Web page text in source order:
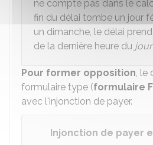
ne compte pas dans le
fin du délai tombe un jour
un dimanche, le délai
de la dernière heure du
Pour former opposition, le
formulaire type (formulaire F
avec l'injonction de payer.
Injonction de payer